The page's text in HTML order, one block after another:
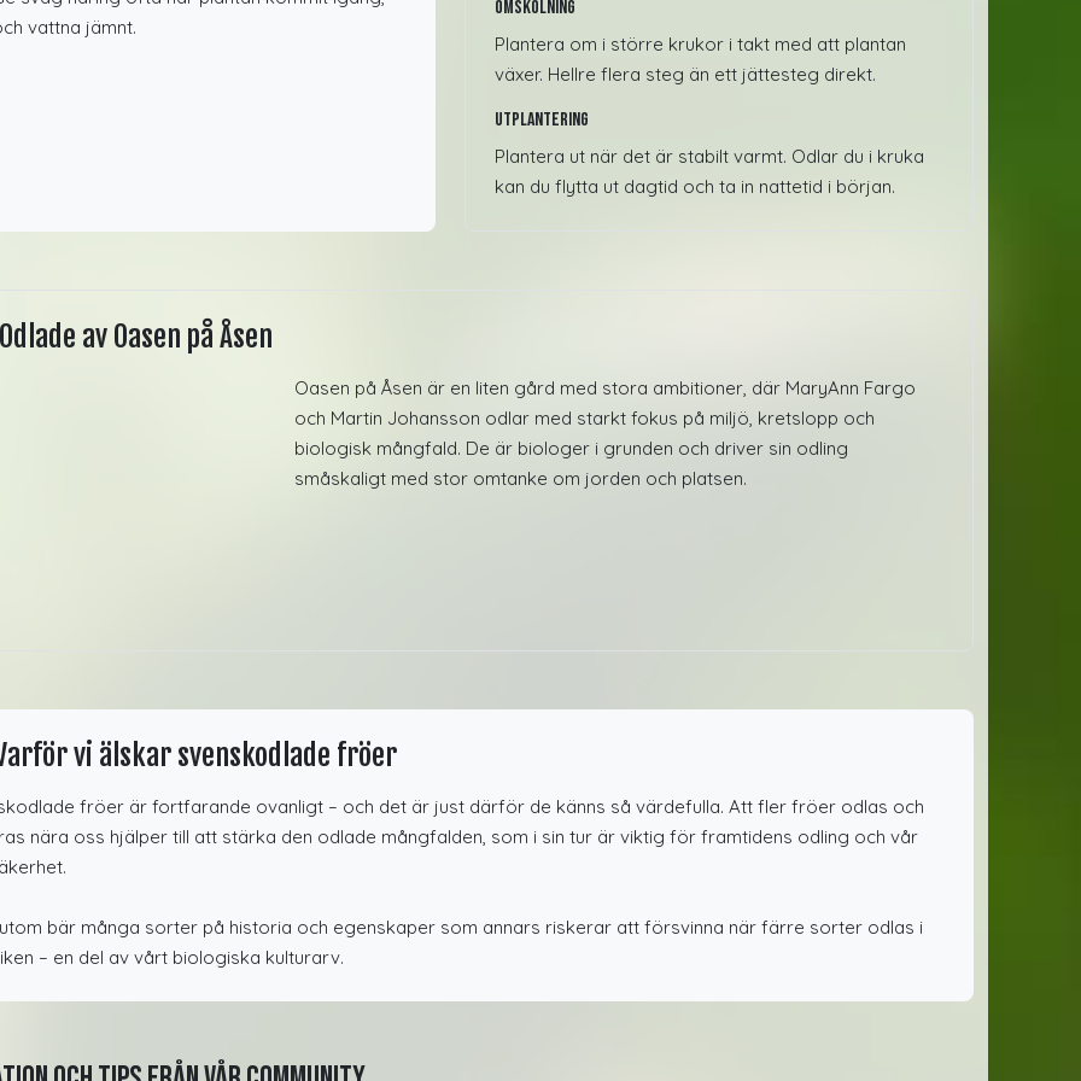
vattna jämnt.
Omskolning
Plantera om i större krukor i takt med att plantan
växer. Hellre flera steg än ett jättesteg direkt.
Utplantering
Plantera ut när det är stabilt varmt. Odlar du i kruka
kan du flytta ut dagtid och ta in nattetid i början.
av Oasen på Åsen
Oasen på Åsen är en liten gård med stora ambitioner, där MaryAnn Fargo
och Martin Johansson odlar med starkt fokus på miljö, kretslopp och
biologisk mångfald. De är biologer i grunden och driver sin odling
småskaligt med stor omtanke om jorden och platsen.
vi älskar svenskodlade fröer
fröer är fortfarande ovanligt – och det är just därför de känns så värdefulla. Att fler fröer odlas och
nära oss hjälper till att stärka den odlade mångfalden, som i sin tur är viktig för framtidens odling och vår
bär många sorter på historia och egenskaper som annars riskerar att försvinna när färre sorter odlas i
– en del av vårt biologiska kulturarv.